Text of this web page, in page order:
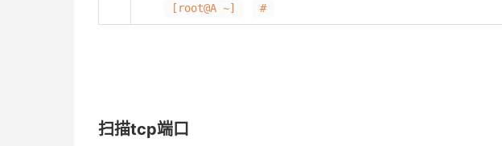
[root@A ~]
#
扫描tcp端口